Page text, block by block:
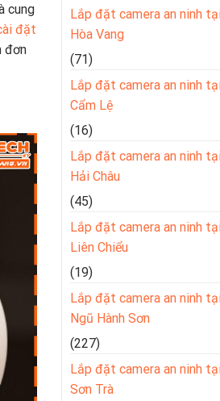
cung
đặt
đơn
Lắp đặt camera an ninh
Hòa Vang
(71)
Lắp đặt camera an ninh
Cẩm Lệ
(16)
Lắp đặt camera an ninh
Hải Châu
(45)
Lắp đặt camera an ninh
Liên Chiểu
(19)
Lắp đặt camera an ninh
Ngũ Hành Sơn
(227)
Lắp đặt camera an ninh
Sơn Trà